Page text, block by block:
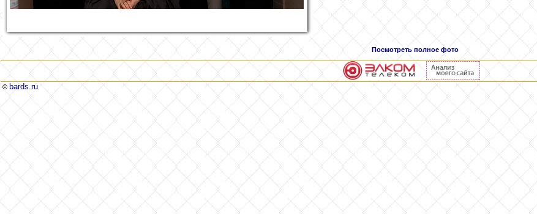
Посмотреть полное фото
© bards.ru